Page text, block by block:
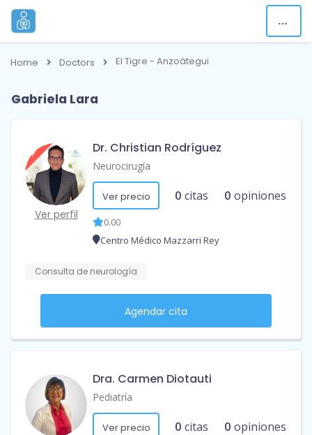
Home Doctors El Tigre - Anzoátegui
Gabriela Lara
Ver perfil
Dr. Christian Rodríguez
Neurocirugía
Ver precio 0 citas 0 opiniones
0.00
Centro Médico Mazzarri Rey
Consulta de neurología
Agendar cita
Dra. Carmen Diotauti
Pediatría
Ver precio 0 citas 0 opiniones